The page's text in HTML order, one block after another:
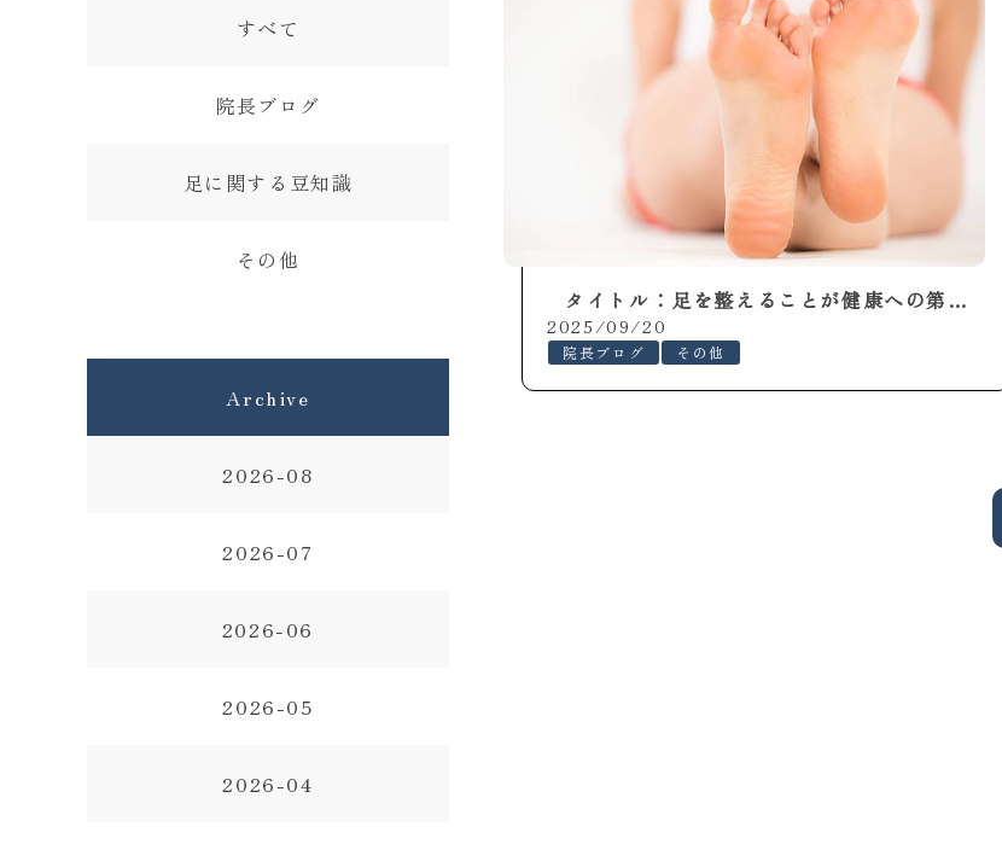
すべて
院長ブログ
足に関する豆知識
その他
Archive
2026-08
2026-07
2026-06
2026-05
2026-04
タイトル：足を整えることが健康への第一歩｜堺市の整足院 堺店で叶える「快適な歩行」
2025/09/20
院長ブログ その他